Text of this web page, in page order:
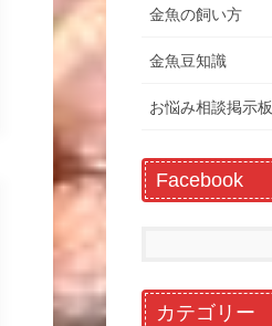
金魚の飼い方
金魚豆知識
お悩み相談掲示板
Facebook
カテゴリー